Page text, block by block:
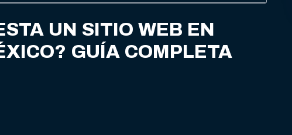
UN SITIO WEB EN
GUÍA COMPLETA